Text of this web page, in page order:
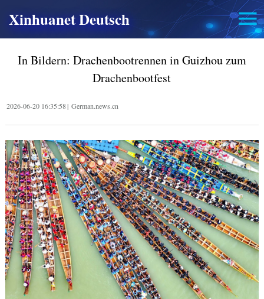
Xinhuanet Deutsch
In Bildern: Drachenbootrennen in Guizhou zum
Drachenbootfest
2026-06-20 16:35:58| German.news.cn